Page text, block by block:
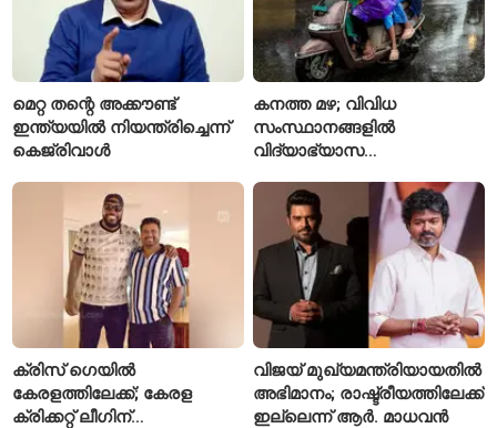
മെറ്റ തന്റെ അക്കൗണ്ട്
ഇന്ത്യയിൽ നിയന്ത്രിച്ചെന്ന്
കെജ്‌രിവാൾ
കനത്ത മഴ; വിവിധ
സംസ്ഥാനങ്ങളിൽ
വിദ്യാഭ്യാസ
പ്രഖ്യാപിച്ചു
ക്രിസ് ഗെയിൽ
കേരളത്തിലേക്ക്; കേരള
ക്രിക്കറ്റ് ലീഗിന്
വിജയ് മുഖ്യമന്ത്രിയായതിൽ
അഭിമാനം; രാഷ്ട്രീയത്തിലേക്ക്
ഇല്ലെന്ന് ആർ. മാധവൻ